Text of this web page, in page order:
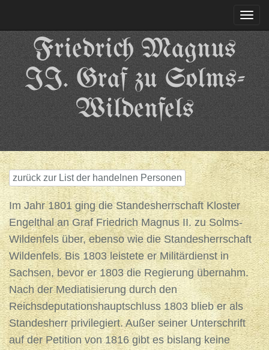
Friedrich Magnus
II. Graf zu Solms-
Wildenfels
zurück zur List der handelnen Personen
Im Jahr 1801 ging die Standesherrschaft Kloster
Engelthal an Graf Friedrich Magnus II. zu Solms-
Wildenfels über, ebenso wie die Standesherrschaft
Wildenfels. Bis 1803 leistete er Militärdienst in
Sachsen, bevor er 1803 die Regierung übernahm.
Nach der Mediatisierung durch den
Reichsdeputationshauptschluss 1803 blieb er als
Standesherr privilegiert. Außer seiner Unterschrift
auf der Petition von 1816 gibt es bislang keine